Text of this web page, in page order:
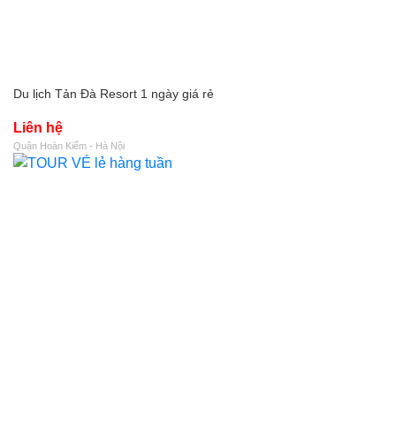
Du lịch Tản Đà Resort 1 ngày giá rẻ
Liên hệ
Quận Hoàn Kiếm - Hà Nội